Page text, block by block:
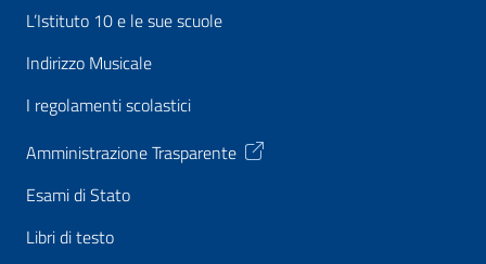
L’Istituto 10 e le sue scuole
Indirizzo Musicale
I regolamenti scolastici
Amministrazione Trasparente
Esami di Stato
Libri di testo